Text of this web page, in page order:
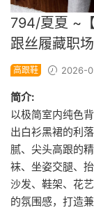
794/夏夏 ~
跟丝履藏职场
高跟鞋 2026-
简介:
以极简室内纯色
出白衫黑裙的利
腻、尖头高跟的
袜、坐姿交腿、
沙发、鞋架、花
的氛围感，打造